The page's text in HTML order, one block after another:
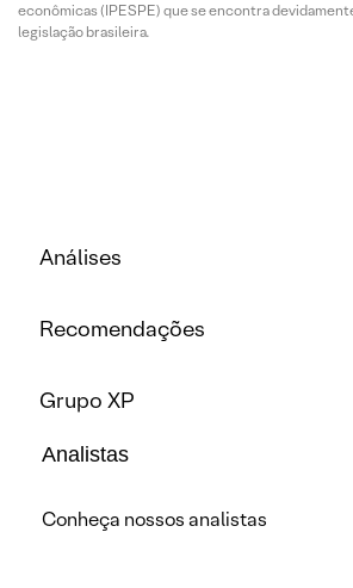
econômicas (IPESPE) que se encontra
legislação brasileira.
Análises
Recomendações
Grupo XP
Analistas
Conheça nossos analistas